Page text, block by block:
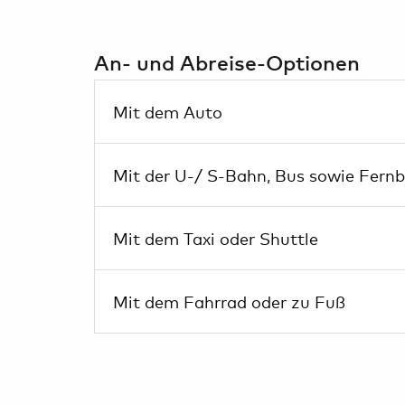
An- und Abreise-Optionen
Mit dem Auto
Mit der U-/ S-Bahn, Bus sowie
Mit dem Taxi oder Shuttle
Mit dem Fahrrad oder zu Fuß